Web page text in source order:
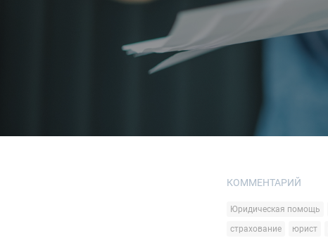
КОММЕНТАРИЙ
Юридическая помощь
страхование
юрист